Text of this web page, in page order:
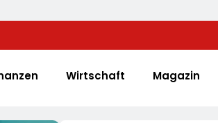
Wirtschaft Magazin